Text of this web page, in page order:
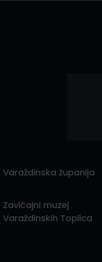
Varaždinska županija
Zavičajni muzej
Varaždinskih Toplica